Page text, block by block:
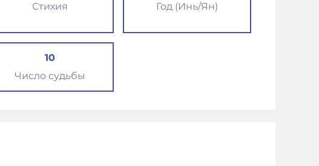
Стихия
Год (Инь/Ян)
10
Число судьбы